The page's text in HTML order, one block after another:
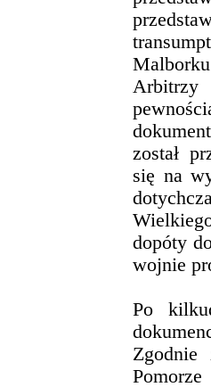
Arbitrzy
został
się na
dopóty
wojnie
Po